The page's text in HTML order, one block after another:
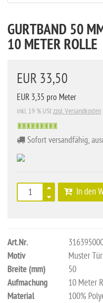
GURTBAND 50
10 METER ROLLE
EUR 33,50
EUR 3,35 pro Meter
inkl. 19 % UStzzgl. Versandkosten
Sofort versandfähig,
In den
Art.Nr.
Motiv Muster
Breite (mm) 50
Aufmachung 10 Meter
Material 100%